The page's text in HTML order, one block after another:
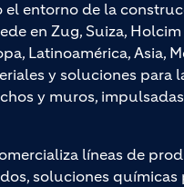
el entorno de la
en Zug, Suiza,
Latinoamérica, Asia,
y soluciones
y muros,
líneas de
soluciones químicas